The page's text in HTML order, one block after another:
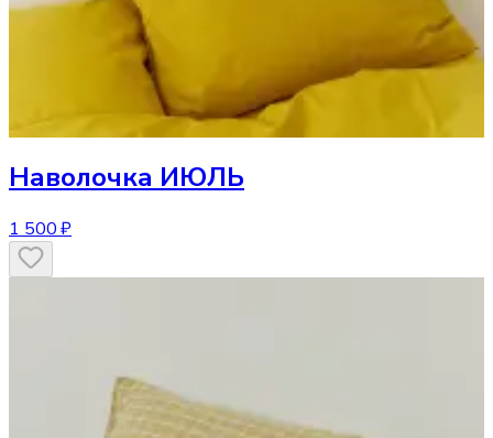
Наволочка ИЮЛЬ
1 500 ₽